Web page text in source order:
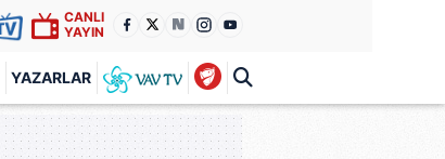
CANLI
YAYIN
YAZARLAR